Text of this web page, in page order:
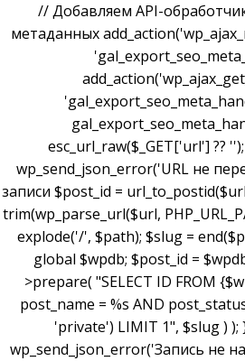
// Добавляем API-
метаданных
esc_url_raw($_GET['url'] ??
wp_send_json_error('URL не
записи $post_id =
trim(wp_parse_url($url,
explode('/', $path); $slug =
global $wpdb; $post_id =
>prepare( "SELECT ID FROM
post_name = %s AND
'private') LIMIT 1", $slug ) );
wp_send_json_error('Запись не